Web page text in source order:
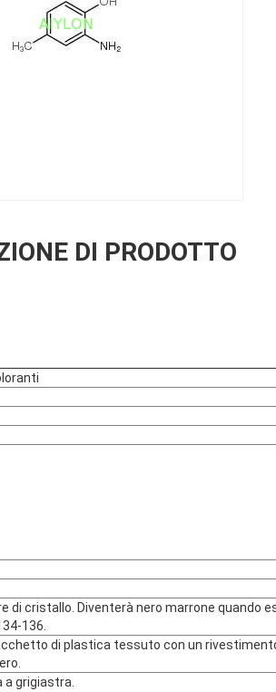
DI PRODOTTO
di cristallo. Diventerà nero marrone quando
136.
di plastica tessuto con un
grigiastra.